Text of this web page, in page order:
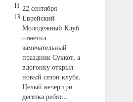
Н
13
22 сентября
Еврейский
Молодежный Клуб
отметил
замечательный
праздник Суккот, а
вдогонку открыл
новый сезон клуба.
Целый вечер три
десятка ребят...